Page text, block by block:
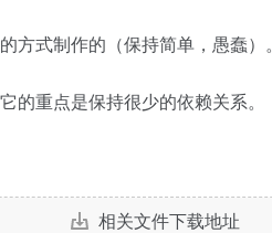
方式制作的（保持简单，愚蠢）。
的重点是保持很少的依赖关系。
相关文件下载地址